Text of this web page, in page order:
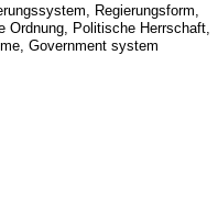
Regierungsform
Ordnung, Politische Herrschaft,
, Government system